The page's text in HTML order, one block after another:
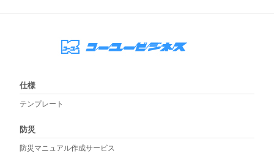
仕様
テンプレート
防災
防災マニュアル作成サービス